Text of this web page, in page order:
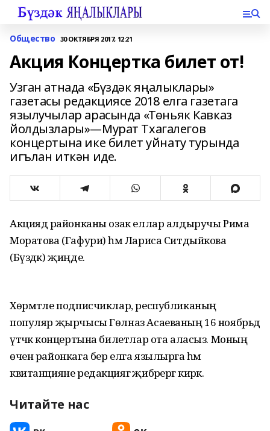
Общество 30 ОКТЯБРЯ 2017, 12:21
Акция Концертка билет от!
Узган атнада «Бүздәк яңалыклары»
газетасы редакциясе 2018 елга газетага
язылучылар арасында «Төньяк Кавказ
йолдызлары»—Мурат Тхагалегов
концертына ике билет уйнату турында
игълан иткән иде.
Акциядә районканы озак еллар алдыручы Рима
Моратова (Гафури) һәм Лариса Ситдыйкова
(Бүздәк) җиңде.
Хөрмәтле подписчиклар, республиканың
популяр җырчысы Гөлназ Асаеваның 16 ноябрьдә
үтәчәк концертына билетлар ота аласыз. Моның
өчен районкага бер елга язылырга һәм
квитанцияне редакциягә җибәрергә кирәк.
Читайте нас